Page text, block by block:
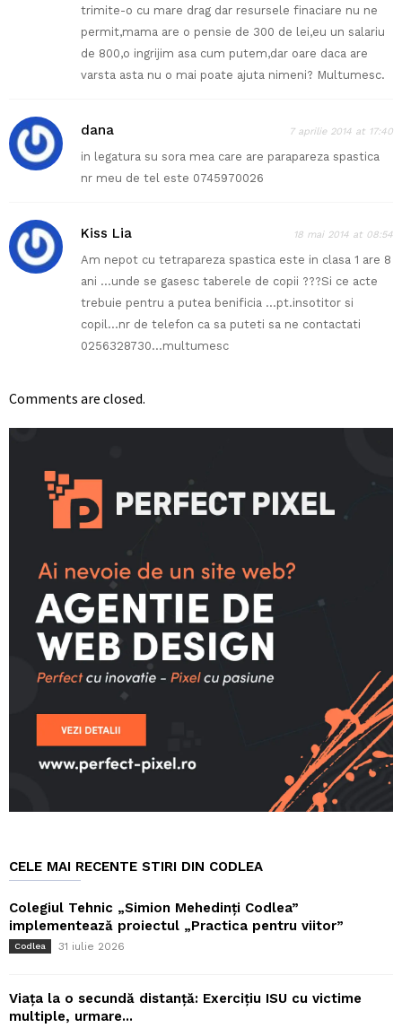
trimite-o cu mare drag dar resursele finaciare nu ne
permit,mama are o pensie de 300 de lei,eu un salariu
de 800,o ingrijim asa cum putem,dar oare daca are
varsta asta nu o mai poate ajuta nimeni? Multumesc.
dana 7 aprilie 2014 at 17:40
in legatura su sora mea care are parapareza spastica
nr meu de tel este 0745970026
Kiss Lia 18 mai 2014 at 08:54
Am nepot cu tetrapareza spastica este in clasa 1 are 8
ani …unde se gasesc taberele de copii ???Si ce acte
trebuie pentru a putea benificia …pt.insotitor si
copil…nr de telefon ca sa puteti sa ne contactati
0256328730…multumesc
Comments are closed.
CELE MAI RECENTE STIRI DIN CODLEA
Colegiul Tehnic „Simion Mehedinți Codlea”
implementează proiectul „Practica pentru viitor”
Codlea 31 iulie 2026
Viața la o secundă distanță: Exercițiu ISU cu victime
multiple, urmare...